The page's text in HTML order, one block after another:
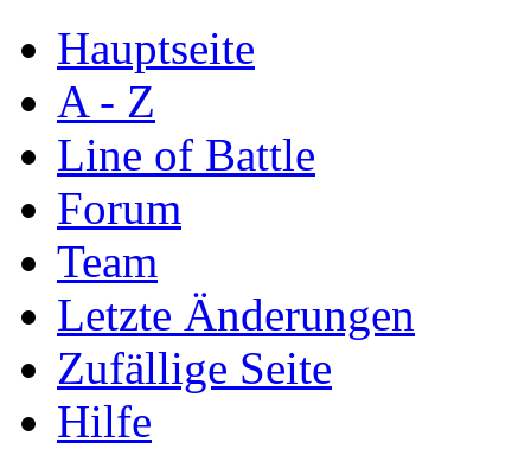
Hauptseite
A - Z
Line of Battle
Forum
Team
Letzte Änderungen
Zufällige Seite
Hilfe